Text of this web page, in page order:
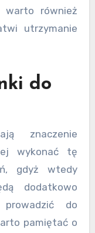
warto również
utrzymanie
do
znaczenie
wykonać tę
gdyż wtedy
dodatkowo
do
pamiętać o